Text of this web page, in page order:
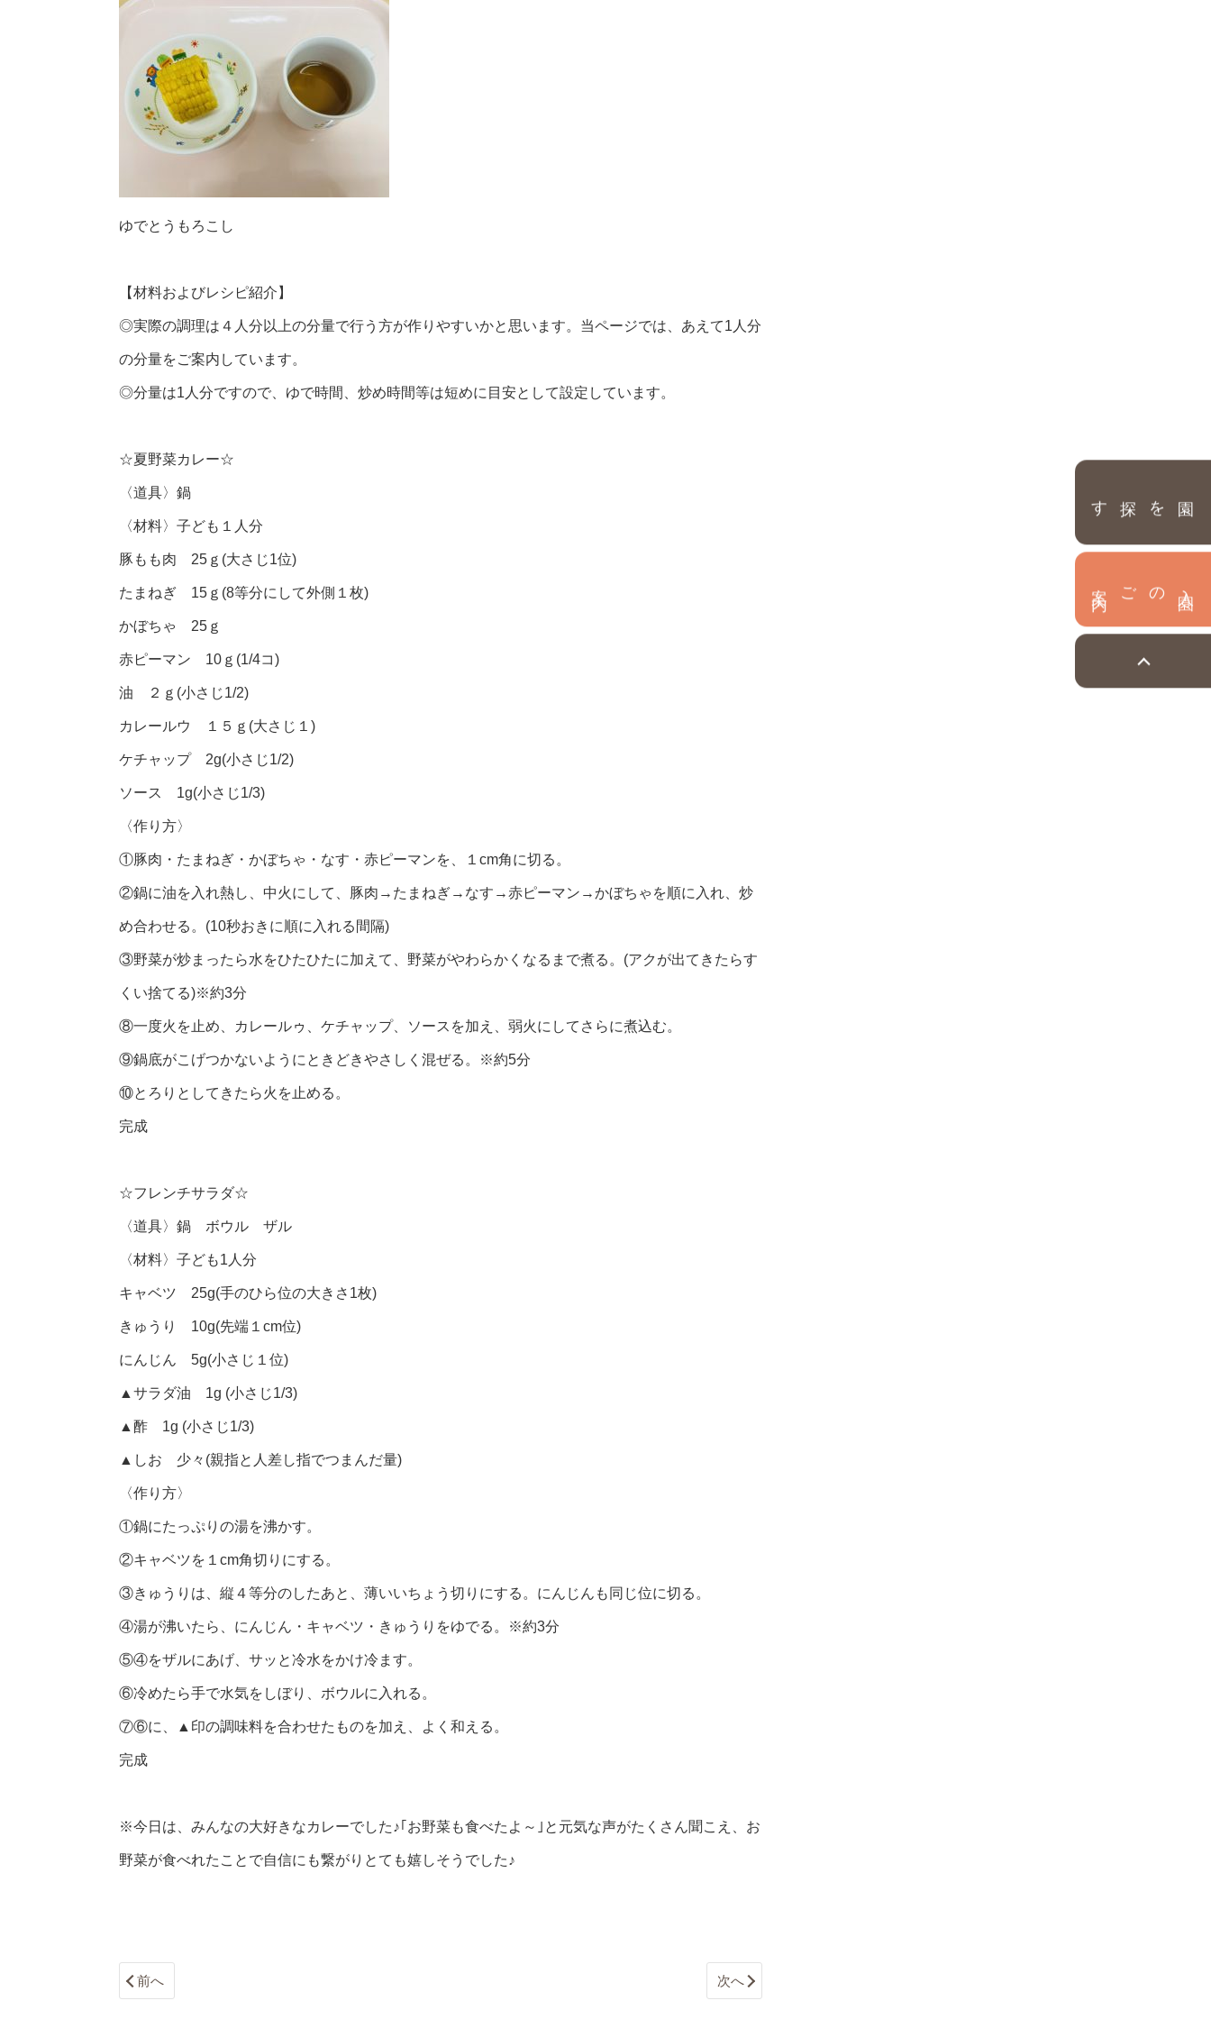
園を探す
ゆでとうもろこし
【材料およびレシピ紹介】
◎実際の調理は４人分以上の分量で行う方が作りやすいかと思います。当ページでは、あえて1人分
の分量をご案内しています。
◎分量は1人分ですので、ゆで時間、炒め時間等は短めに目安として設定しています。
☆夏野菜カレー☆
〈道具〉 鍋
〈材料〉 子ども１人分
豚もも肉 25ｇ(大さじ1位)
たまねぎ 15ｇ(8等分にして外側１枚)
かぼちゃ 25ｇ
赤ピーマン 10ｇ(1/4コ)
油 ２ｇ(小さじ1/2)
カレールウ １５ｇ(大さじ１)
ケチャップ 2g(小さじ1/2)
ソース 1g(小さじ1/3)
〈作り方〉
①豚肉・たまねぎ・かぼちゃ・なす・赤ピーマンを、１cm角に切る。
②鍋に油を入れ熱し、中火にして、豚肉→たまねぎ→なす→赤ピーマン→かぼちゃを順に入れ、炒
め合わせる。(10秒おきに順に入れる間隔)
③野菜が炒まったら水をひたひたに加えて、野菜がやわらかくなるまで煮る。(アクが出てきたらす
くい捨てる)※約3分
⑧一度火を止め、カレールゥ、ケチャップ、ソースを加え、弱火にしてさらに煮込む。
⑨鍋底がこげつかないようにときどきやさしく混ぜる。※約5分
⑩とろりとしてきたら火を止める。
完成
☆フレンチサラダ☆
〈道具〉鍋 ボウル ザル
〈材料〉子ども1人分
キャベツ 25g(手のひら位の大きさ1枚)
きゅうり 10g(先端１cm位)
にんじん 5g(小さじ１位)
▲サラダ油 1g (小さじ1/3)
▲酢 1g (小さじ1/3)
▲しお 少々(親指と人差し指でつまんだ量)
〈作り方〉
①鍋にたっぷりの湯を沸かす。
②キャベツを１cm角切りにする。
③きゅうりは、縦４等分のしたあと、薄いいちょう切りにする。にんじんも同じ位に切る。
④湯が沸いたら、にんじん・キャベツ・きゅうりをゆでる。※約3分
⑤④をザルにあげ、サッと冷水をかけ冷ます。
⑥冷めたら手で水気をしぼり、ボウルに入れる。
⑦⑥に、▲印の調味料を合わせたものを加え、よく和える。
完成
※今日は、みんなの大好きなカレーでした♪｢お野菜も食べたよ～｣と元気な声がたくさん聞こえ、お
野菜が食べれたことで自信にも繋がりとても嬉しそうでした♪
前へ 次へ